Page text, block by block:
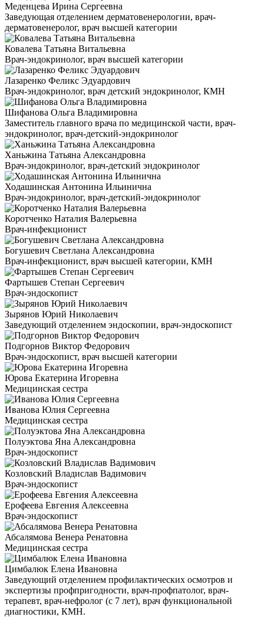
Меденцева Ирина Сергеевна
Заведующая отделением дерматовенерологии, врач-
дерматовенеролог, врач высшей категории
Ковалева Татьяна Витальевна
Врач-эндокринолог, врач высшей категории
Лазаренко Феликс Эдуардович
Врач-эндокринолог, врач детский эндокринолог, КМН
Шифанова Ольга Владимировна
Заместитель главного врача по медицинской части, врач-
эндокринолог, врач-детский-эндокринолог
Ханьжина Татьяна Александровна
Врач-эндокринолог, врач-детский эндокринолог
Ходашинская Антонина Ильинична
Врач-эндокринолог, врач-детский-эндокринолог
Коротченко Наталия Валерьевна
Врач-инфекционист
Богушевич Светлана Александровна
Врач-инфекционист, врач высшей категории, КМН
Фартышев Степан Сергеевич
Врач-эндоскопист
Зырянов Юрий Николаевич
Заведующий отделением эндоскопии, врач-эндоскопист
Подгорнов Виктор Федорович
Врач-эндоскопист, врач высшей категории
Юрова Екатерина Игоревна
Медицинская сестра
Иванова Юлия Сергеевна
Медицинская сестра
Полуэктова Яна Александровна
Врач-эндоскопист
Козловский Владислав Вадимович
Врач-эндоскопист
Ерофеева Евгения Алексеевна
Врач-эндоскопист
Абсалямова Венера Ренатовна
Медицинская сестра
Цимбалюк Елена Ивановна
Заведующий отделением профилактических осмотров и
экспертизы профпригодности, врач-профпатолог, врач-
терапевт, врач-нефролог (с 7 лет), врач функциональной
диагностики, КМН.